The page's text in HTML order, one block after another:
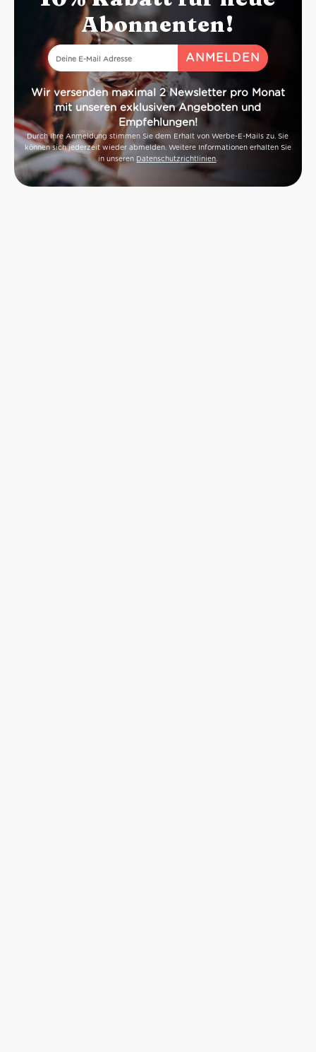
Abonnenten!
Wir versenden maximal 2 Newsletter pro Monat
mit unseren exklusiven Angeboten und
Empfehlungen!
Durch Ihre Anmeldung stimmen Sie dem Erhalt von Werbe-E-Mails zu. Sie
können sich jederzeit wieder abmelden. Weitere Informationen erhalten Sie
in unseren Datenschutzrichtlinien